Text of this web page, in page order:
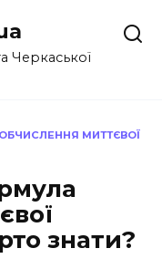
Черкаської
МИТТЄВОЇ
знати?